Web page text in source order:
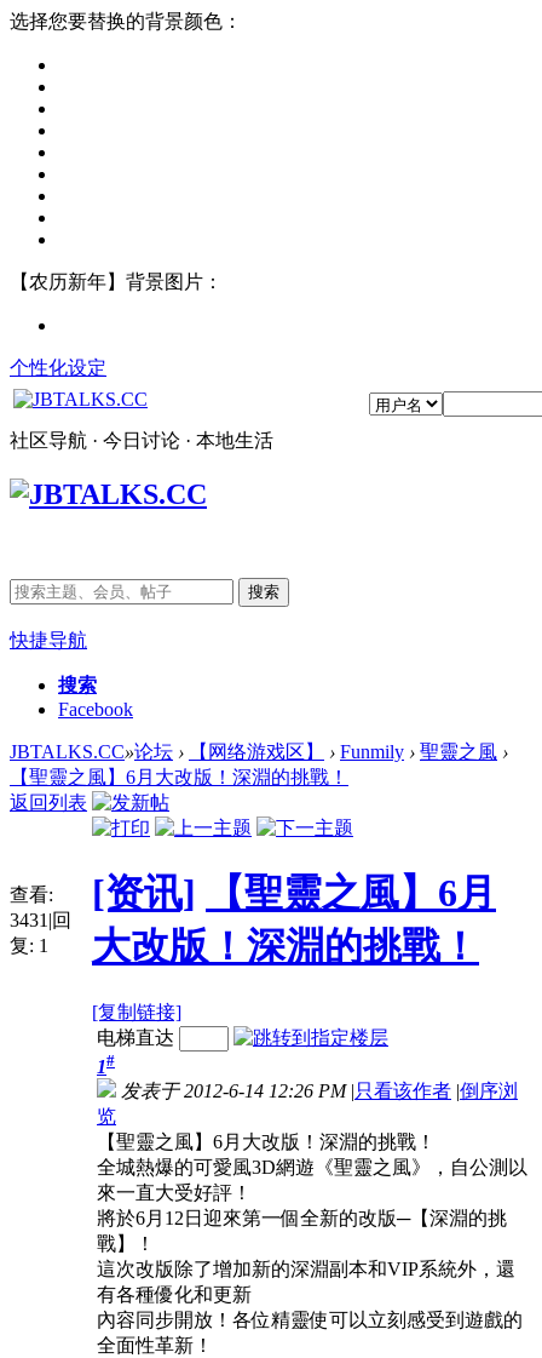
选择您要替换的背景颜色：
【农历新年】背景图片：
个性化设定
社区导航 · 今日讨论 · 本地生活
搜索
快捷导航
搜索
Facebook
JBTALKS.CC»论坛 › 【网络游戏区】 › Funmily › 聖靈之風 ›
【聖靈之風】6月大改版！深淵的挑戰！
返回列表
查看:
3431 |回
复: 1
[资讯]
【聖靈之風】6月
大改版！深淵的挑戰！
[复制链接]
电梯直达
1#
发表于 2012-6-14 12:26 PM |只看该作者 |倒序浏
览
【聖靈之風】6月大改版！深淵的挑戰！
全城熱爆的可愛風3D網遊《聖靈之風》，自公測以
來一直大受好評！
將於6月12日迎來第一個全新的改版─【深淵的挑
戰】！
這次改版除了增加新的深淵副本和VIP系統外，還
有各種優化和更新
內容同步開放！各位精靈使可以立刻感受到遊戲的
全面性革新！